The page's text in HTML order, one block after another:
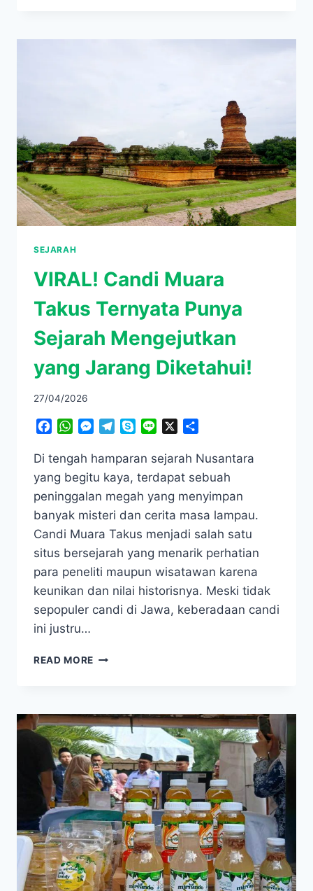
SEJARAH
VIRAL! Candi Muara
Takus Ternyata Punya
Sejarah Mengejutkan
yang Jarang Diketahui!
27/04/2026
Facebook
WhatsApp
Messenger
TelegramSkypeLine
Di tengah hamparan sejarah Nusantara
yang begitu kaya, terdapat sebuah
peninggalan megah yang menyimpan
banyak misteri dan cerita masa lampau.
Candi Muara Takus menjadi salah satu
situs bersejarah yang menarik perhatian
para peneliti maupun wisatawan karena
keunikan dan nilai historisnya. Meski tidak
sepopuler candi di Jawa, keberadaan candi
ini justru…
READ MORE VIRAL!
TERNYATA
PUNYA
SEJARAH
MENGEJUTKAN
YANG
JARANG
DIKETAHUI!